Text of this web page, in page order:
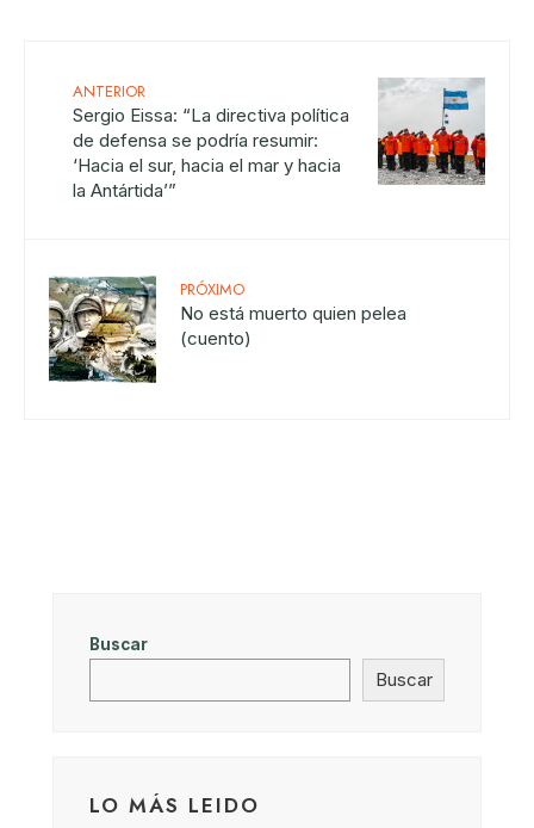
ANTERIOR
Sergio Eissa: “La directiva política
de defensa se podría resumir:
‘Hacia el sur, hacia el mar y hacia
la Antártida’”
PRÓXIMO
No está muerto quien pelea
(cuento)
Buscar
Buscar
LO MÁS LEIDO